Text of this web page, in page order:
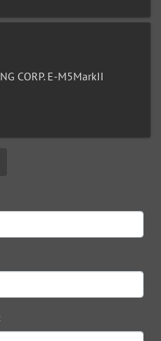
CORP. E-M5MarkII